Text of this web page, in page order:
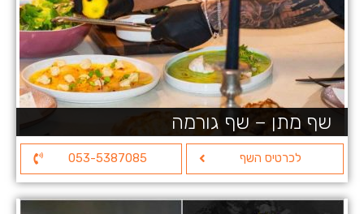
שף מתן – שף גורמה
לכרטיס השף 053-5387085